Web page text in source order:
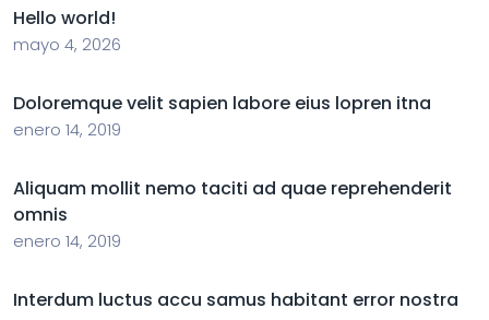
Hello world!
mayo 4, 2026
Doloremque velit sapien labore eius lopren itna
enero 14, 2019
Aliquam mollit nemo taciti ad quae reprehenderit
omnis
enero 14, 2019
Interdum luctus accu samus habitant error nostra